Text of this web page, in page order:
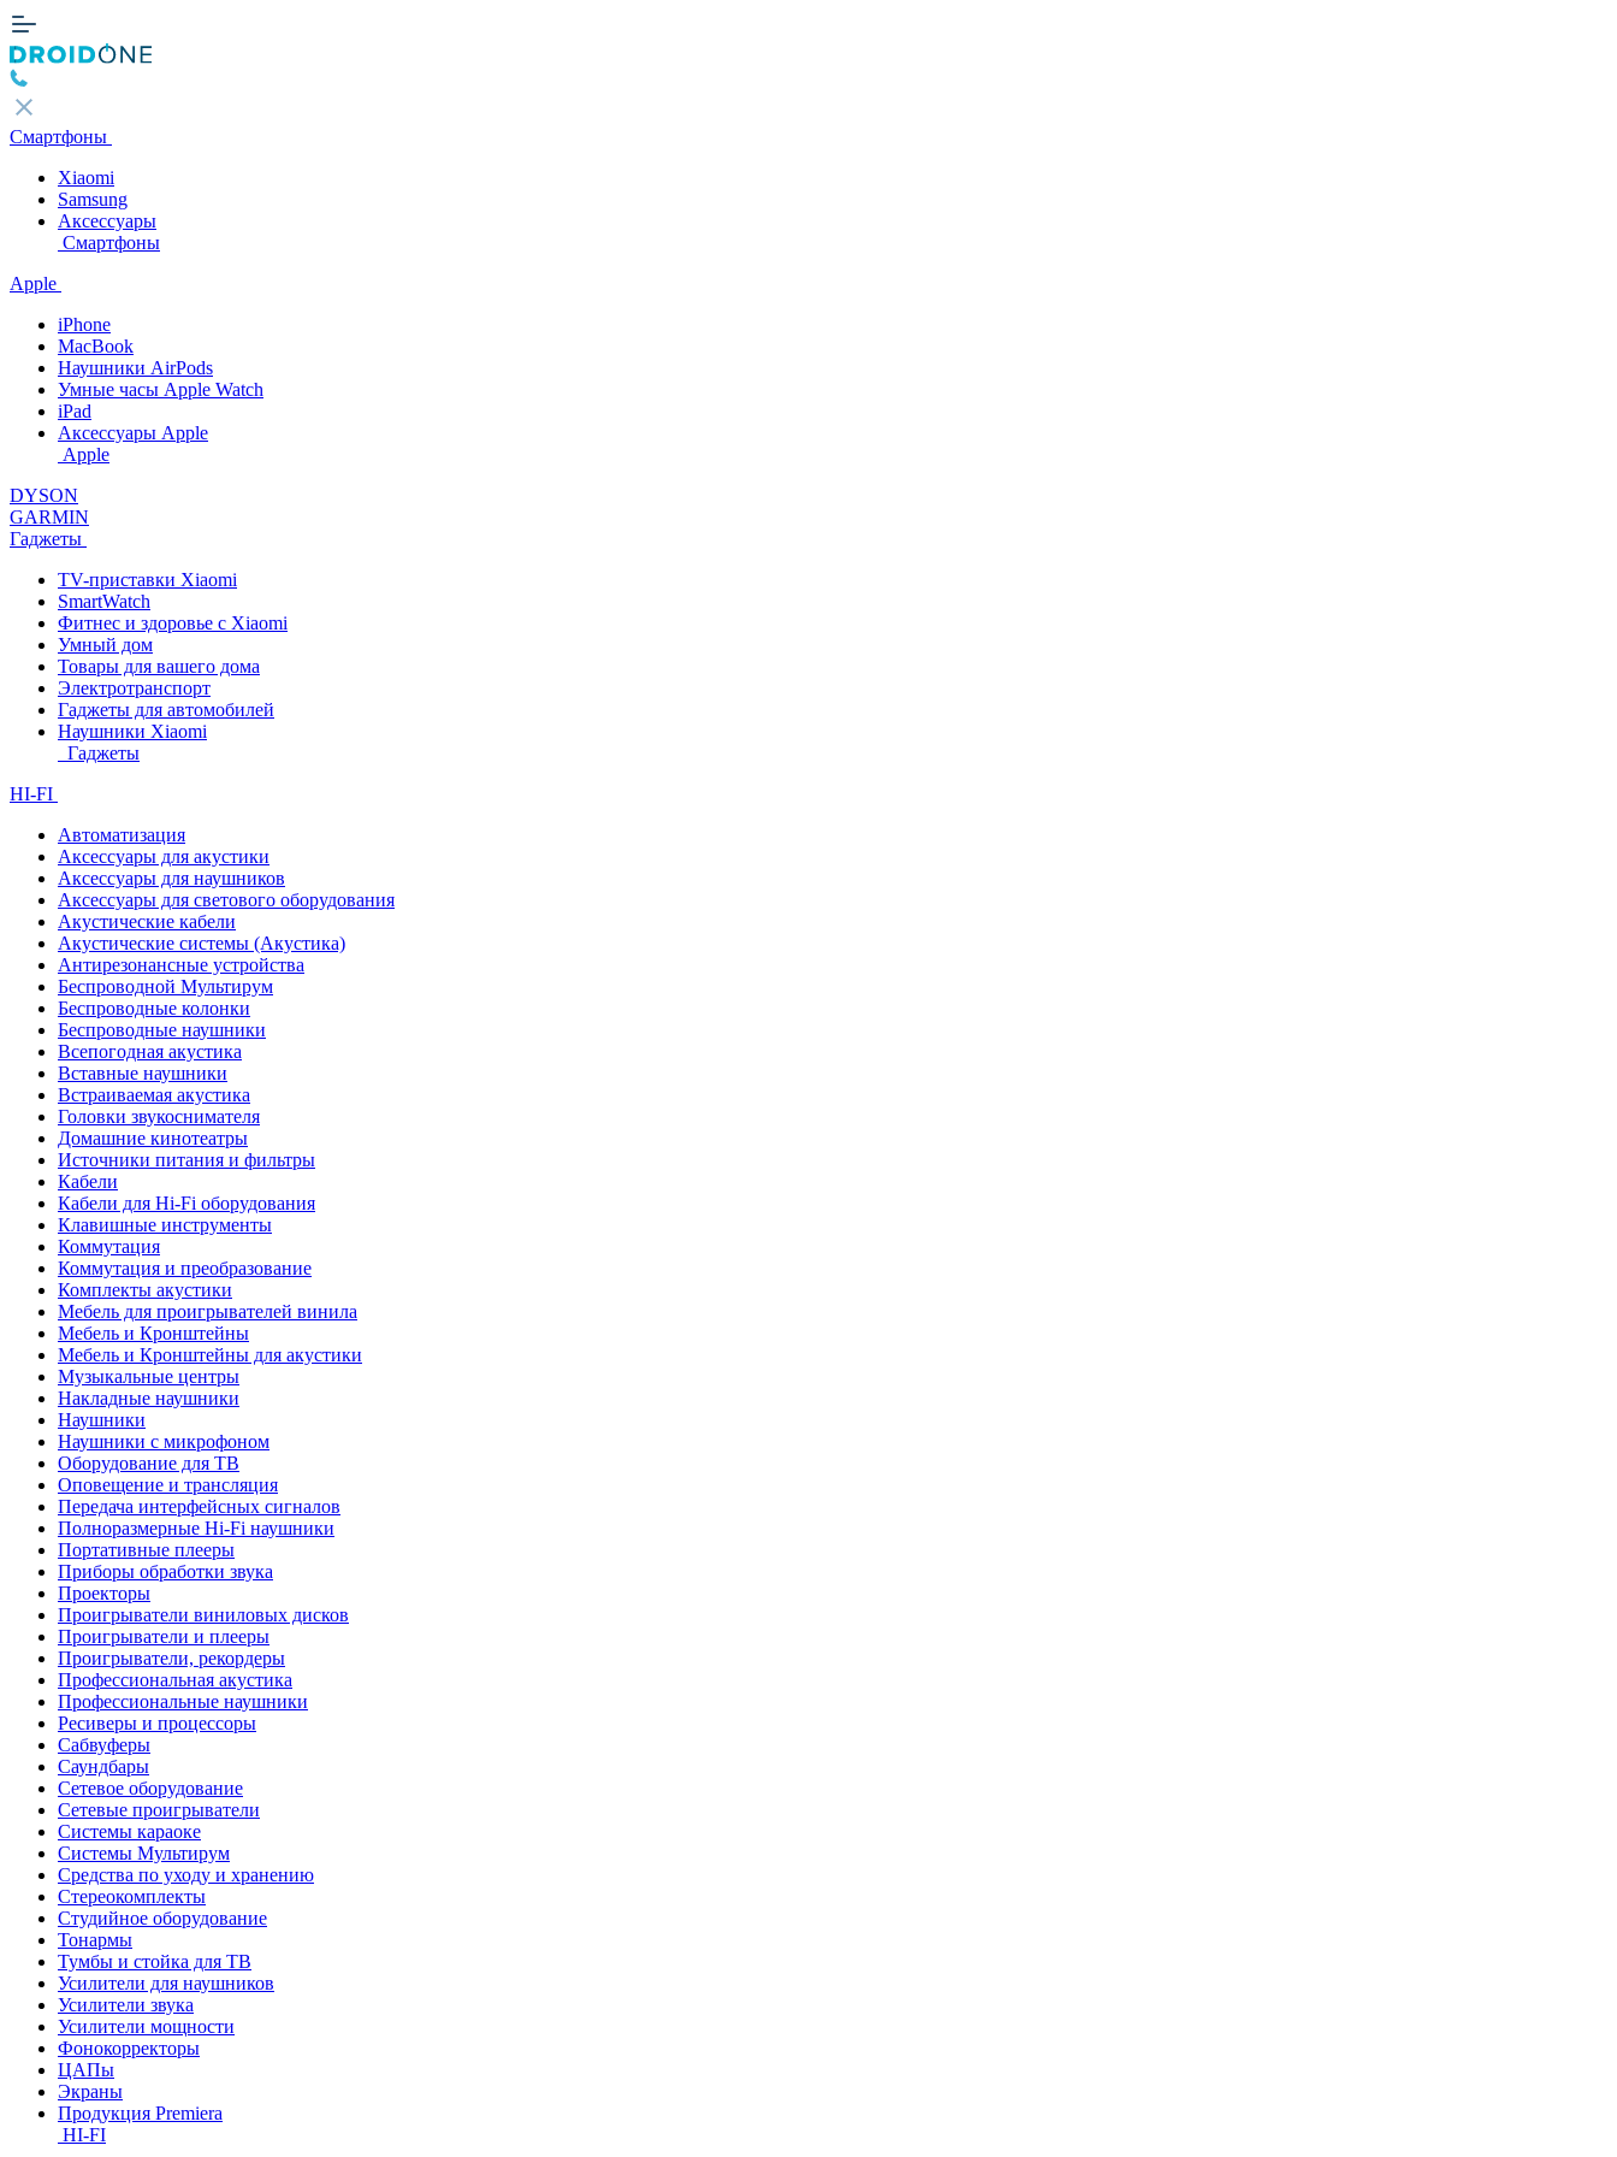
Смартфоны
Xiaomi
Samsung
Аксессуары
Смартфоны
Apple
iPhone
MacBook
Наушники AirPods
Умные часы Apple Watch
iPad
Аксессуары Apple
Apple
DYSON
GARMIN
Гаджеты
TV-приставки Xiaomi
SmartWatch
Фитнес и здоровье с Xiaomi
Умный дом
Товары для вашего дома
Электротранспорт
Гаджеты для автомобилей
Наушники Xiaomi
Гаджеты
HI-FI
Автоматизация
Аксессуары для акустики
Аксессуары для наушников
Аксессуары для светового оборудования
Акустические кабели
Акустические системы (Акустика)
Антирезонансные устройства
Беспроводной Мультирум
Беспроводные колонки
Беспроводные наушники
Всепогодная акустика
Вставные наушники
Встраиваемая акустика
Головки звукоснимателя
Домашние кинотеатры
Источники питания и фильтры
Кабели
Кабели для Hi-Fi оборудования
Клавишные инструменты
Коммутация
Коммутация и преобразование
Комплекты акустики
Мебель для проигрывателей винила
Мебель и Кронштейны
Мебель и Кронштейны для акустики
Музыкальные центры
Накладные наушники
Наушники
Наушники с микрофоном
Оборудование для ТВ
Оповещение и трансляция
Передача интерфейсных сигналов
Полноразмерные Hi-Fi наушники
Портативные плееры
Приборы обработки звука
Проекторы
Проигрыватели виниловых дисков
Проигрыватели и плееры
Проигрыватели, рекордеры
Профессиональная акустика
Профессиональные наушники
Ресиверы и процессоры
Сабвуферы
Саундбары
Сетевое оборудование
Сетевые проигрыватели
Системы караоке
Системы Мультирум
Средства по уходу и хранению
Стереокомплекты
Студийное оборудование
Тонармы
Тумбы и стойка для ТВ
Усилители для наушников
Усилители звука
Усилители мощности
Фонокорректоры
ЦАПы
Экраны
Продукция Premiera
HI-FI